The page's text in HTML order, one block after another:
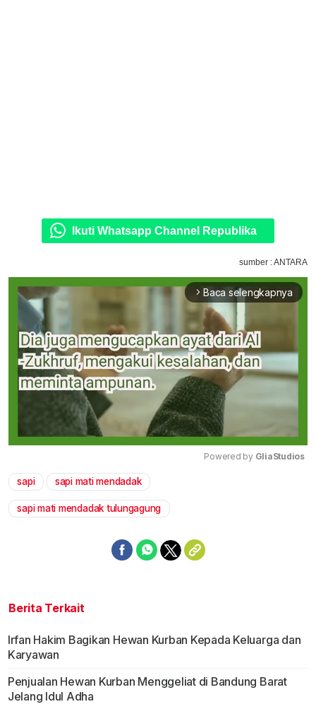
Ikuti Whatsapp Channel Republika
sumber : ANTARA
arrow_forward_ios Baca selengkapnya
Powered by GliaStudios
sapi sapi mati mendadak
sapi mati mendadak tulungagung
Berita Terkait
Irfan Hakim Bagikan Hewan Kurban Kepada Keluarga dan
Karyawan
Penjualan Hewan Kurban Menggeliat di Bandung Barat
Jelang Idul Adha